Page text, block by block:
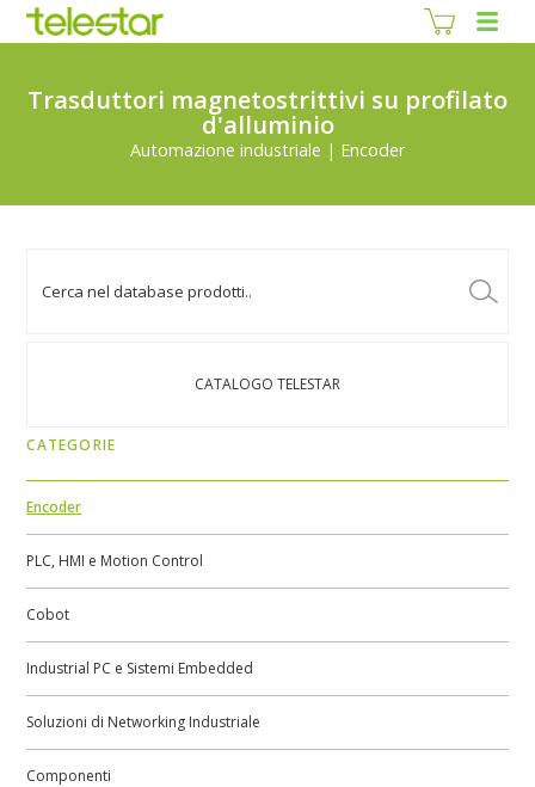
Trasduttori magnetostrittivi su profilato
d'alluminio
Automazione industriale | Encoder
CATALOGO TELESTAR
CATEGORIE
Encoder
PLC, HMI e Motion Control
Cobot
Industrial PC e Sistemi Embedded
Soluzioni di Networking Industriale
Componenti